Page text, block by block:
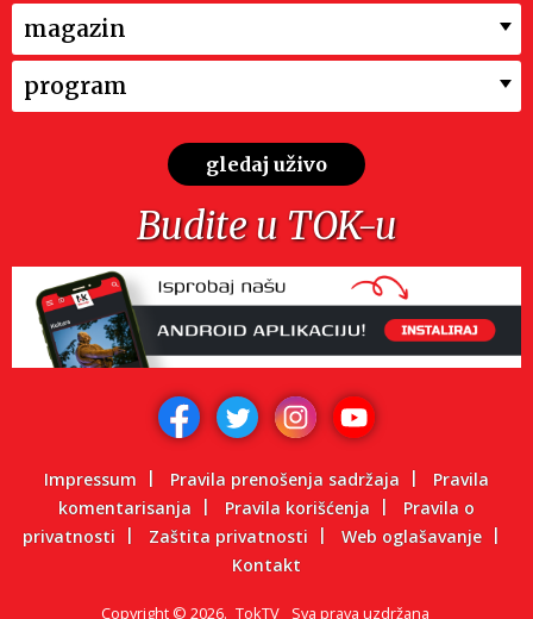
magazin
program
gledaj uživo
Budite u TOK-u
Impressum Pravila prenošenja sadržaja
Pravila
komentarisanja
Pravila korišćenja
Pravila o
privatnosti
Zaštita privatnosti
Web oglašavanje
Kontakt
Copyright © 2026. TokTV Sva prava uzdržana